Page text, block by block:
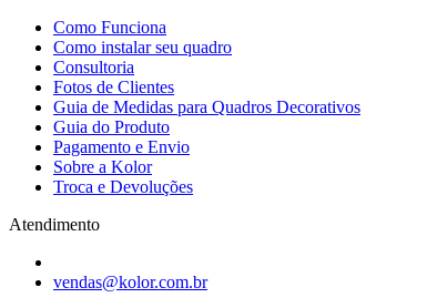
Como Funciona
Como instalar seu quadro
Consultoria
Fotos de Clientes
Guia de Medidas para Quadros Decorativos
Guia do Produto
Pagamento e Envio
Sobre a Kolor
Troca e Devoluções
Atendimento
vendas@kolor.com.br